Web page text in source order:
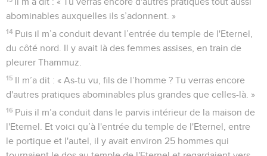
abominables auxquelles ils s’adonnent. »
14 Puis il m’a conduit devant l’entrée du temple de l'Eternel,
du côté nord. Il y avait là des femmes assises, en train de
pleurer Thammuz.
15 Il m’a dit : « As-tu vu, fils de l’homme ? Tu verras encore
d'autres pratiques abominables plus grandes que celles-là. »
16 Puis il m’a conduit dans le parvis intérieur de la maison de
l'Eternel. Et voici qu’à l'entrée du temple de l'Eternel, entre
le portique et l'autel, il y avait environ 25 hommes qui